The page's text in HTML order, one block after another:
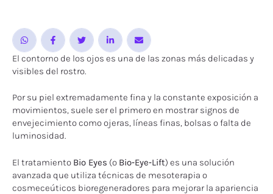
El contorno de los ojos es una de las zonas más delicadas y
visibles del rostro.
Por su piel extremadamente fina y la constante exposición a
movimientos, suele ser el primero en mostrar signos de
envejecimiento como ojeras, líneas finas, bolsas o falta de
luminosidad.
El tratamiento Bio Eyes (o Bio‑Eye‑Lift) es una solución
avanzada que utiliza técnicas de mesoterapia o
cosmeceúticos bioregeneradores para mejorar la apariencia